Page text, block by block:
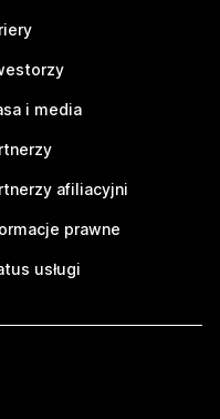
i media
afiliacyjni
prawne
usługi